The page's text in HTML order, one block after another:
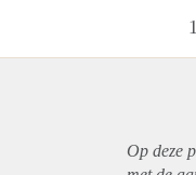
Op deze